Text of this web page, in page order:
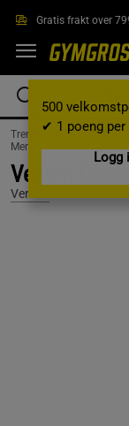
Gratis frakt over
500
✔ 1 poeng per
Logg
Treningsutstyr &
Menn /Sko
Venum
Venum